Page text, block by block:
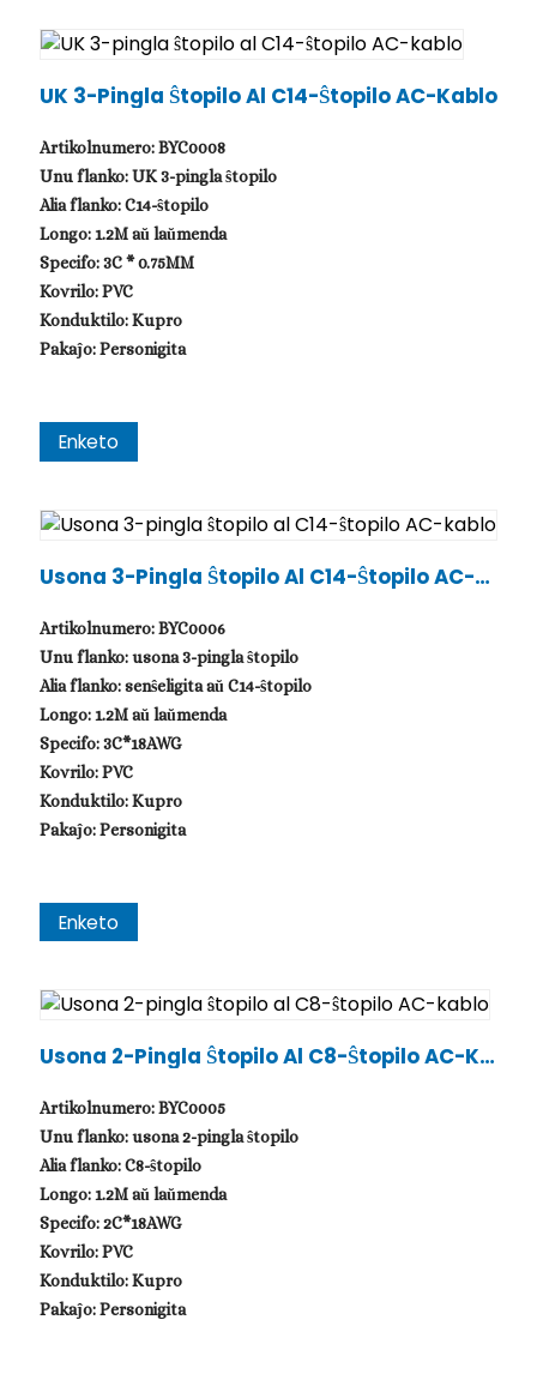
UK 3-Pingla Ŝtopilo Al C14-Ŝtopilo AC-Kablo
Artikolnumero: BYC0008
Unu flanko: UK 3-pingla ŝtopilo
Alia flanko: C14-ŝtopilo
Longo: 1.2M aŭ laŭmenda
Specifo: 3C * 0.75MM
Kovrilo: PVC
Konduktilo: Kupro
Pakaĵo: Personigita
Enketo
Usona 3-Pingla Ŝtopilo Al C14-Ŝtopilo AC-K
Artikolnumero: BYC0006
Unu flanko: usona 3-pingla ŝtopilo
Alia flanko: senŝeligita aŭ C14-ŝtopilo
Longo: 1.2M aŭ laŭmenda
Specifo: 3C*18AWG
Kovrilo: PVC
Konduktilo: Kupro
Pakaĵo: Personigita
Enketo
Usona 2-Pingla Ŝtopilo Al C8-Ŝtopilo AC-Ka
Artikolnumero: BYC0005
Unu flanko: usona 2-pingla ŝtopilo
Alia flanko: C8-ŝtopilo
Longo: 1.2M aŭ laŭmenda
Specifo: 2C*18AWG
Kovrilo: PVC
Konduktilo: Kupro
Pakaĵo: Personigita